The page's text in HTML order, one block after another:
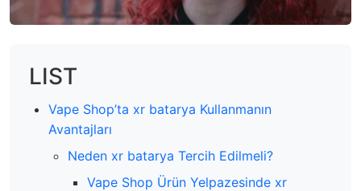
LIST
Vape Shop’ta xr batarya Kullanmanın
Avantajları
Neden xr batarya Tercih Edilmeli?
Vape Shop Ürün Yelpazesinde xr